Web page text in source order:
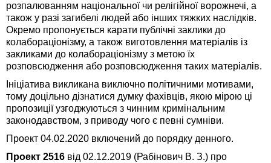
розпалюванням національної чи релігійної ворожнечі, а
також у разі загибелі людей або інших тяжких наслідків.
Окремо пропонується карати публічні заклики до
колабораціонізму, а також виготовлення матеріалів із
закликами до колабораціонізму з метою їх
розповсюдження або розповсюдження таких матеріалів.
Ініціатива викликана виключно політичними мотивами,
тому доцільно дізнатися думку фахівців, якою мірою ці
пропозиції узгоджуються з чинним кримінальним
законодавством, з приводу чого є певні сумніви.
Проект 04.02.2020 включений до порядку денного.
Проект 2516 від 02.12.2019 (Рабінович В. З.) про